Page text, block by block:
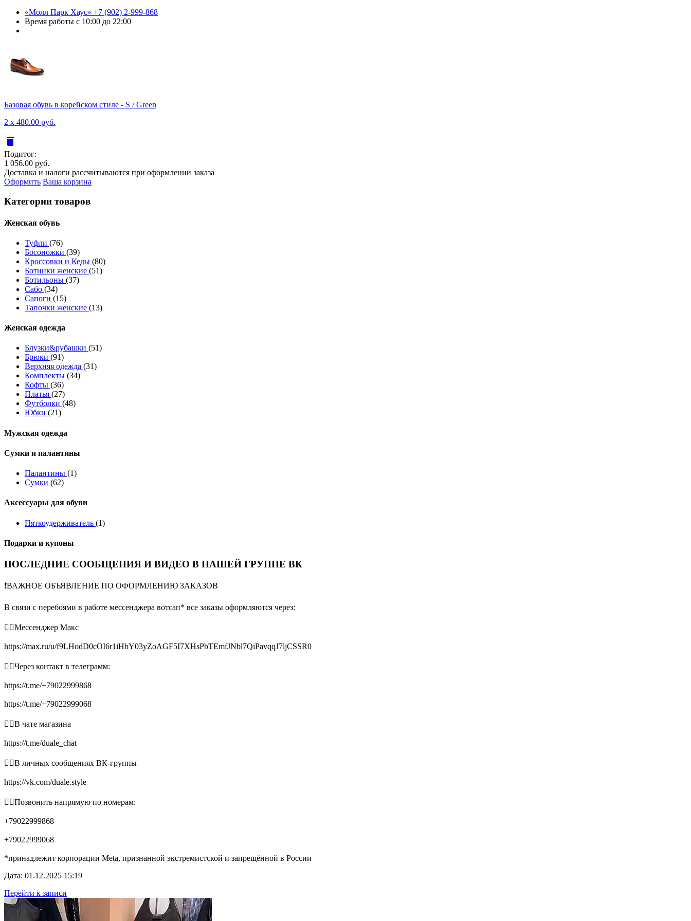
«Молл Парк Хаус» +7 (902) 2-999-868
Время работы с 10:00 до 22:00
Базовая обувь в корейском стиле - S / Green
2 x 480.00 руб.
delete
Подитог:
1 056.00 руб.
Доставка и налоги рассчитываются при оформлении заказа
Оформить Ваша корзина
Категории товаров
Женcкая обувь
Туфли (76)
Босоножки (39)
Кроссовки и Кеды (80)
Ботинки женские (51)
Ботильоны (37)
Сабо (34)
Сапоги (15)
Тапочки женские (13)
Женская одежда
Блузки&рубашки (51)
Брюки (91)
Верхняя одежда (31)
Комплекты (34)
Кофты (36)
Платья (27)
Футболки (48)
Юбки (21)
Мужская одежда
Сумки и палантины
Палантины (1)
Сумки (62)
Аксессуары для обуви
Пяткоудерживатель (1)
Подарки и купоны
ПОСЛЕДНИЕ СООБЩЕНИЯ И ВИДЕО В НАШЕЙ ГРУППЕ ВК
❗️ВАЖНОЕ ОБЪЯВЛЕНИЕ ПО ОФОРМЛЕНИЮ ЗАКАЗОВ
В связи с перебоями в работе мессенджера вотсап* все заказы оформляются через:
👉🏻Мессенджер Макс
https://max.ru/u/f9LHodD0cOI6r1iHbY03yZoAGF5I7XHsPbTEmfJNbl7QiPavqqJ7ljCSSR0
👉🏻Через контакт в телеграмм:
https://t.me/+79022999868
https://t.me/+79022999068
👉🏻В чате магазина
https://t.me/duale_chat
👉🏻В личных сообщениях ВК-группы
https://vk.com/duale.style
👉🏻Позвонить напрямую по номерам:
+79022999868
+79022999068
*принадлежит корпорации Meta, признанной экстремистской и запрещённой в России
Дата: 01.12.2025 15:19
Перейти к записи